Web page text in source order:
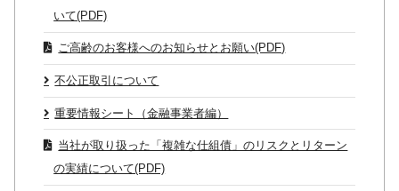
いて(PDF)
ご高齢のお客様へのお知らせとお願い(PDF)
不公正取引について
重要情報シート（金融事業者編）
当社が取り扱った「複雑な仕組債」のリスクとリターン
の実績について(PDF)